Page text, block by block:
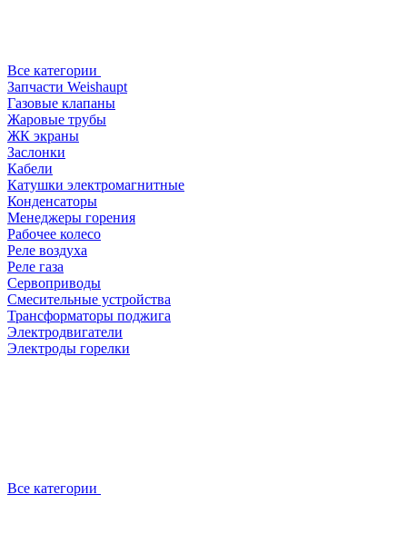
Все категории
Запчасти Weishaupt
Газовые клапаны
Жаровые трубы
ЖК экраны
Заслонки
Кабели
Катушки электромагнитные
Конденсаторы
Менеджеры горения
Рабочее колесо
Реле воздухa
Реле газа
Сервоприводы
Смесительные устройства
Трансформаторы поджига
Электродвигатели
Электроды горелки
Все категории